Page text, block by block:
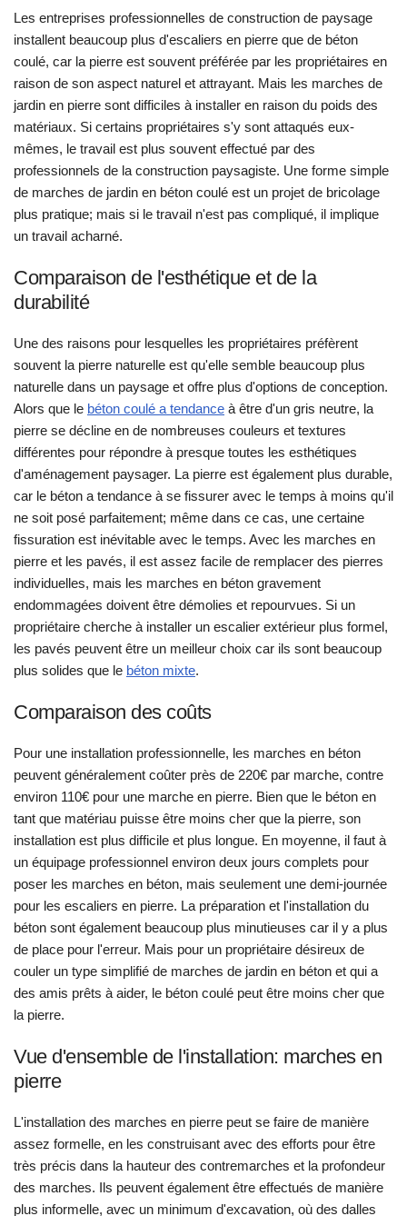
Les entreprises professionnelles de construction de paysage
installent beaucoup plus d'escaliers en pierre que de béton
coulé, car la pierre est souvent préférée par les propriétaires en
raison de son aspect naturel et attrayant. Mais les marches de
jardin en pierre sont difficiles à installer en raison du poids des
matériaux. Si certains propriétaires s'y sont attaqués eux-
mêmes, le travail est plus souvent effectué par des
professionnels de la construction paysagiste. Une forme simple
de marches de jardin en béton coulé est un projet de bricolage
plus pratique; mais si le travail n'est pas compliqué, il implique
un travail acharné.
Comparaison de l'esthétique et de la
durabilité
Une des raisons pour lesquelles les propriétaires préfèrent
souvent la pierre naturelle est qu'elle semble beaucoup plus
naturelle dans un paysage et offre plus d'options de conception.
Alors que le béton coulé a tendance à être d'un gris neutre, la
pierre se décline en de nombreuses couleurs et textures
différentes pour répondre à presque toutes les esthétiques
d'aménagement paysager. La pierre est également plus durable,
car le béton a tendance à se fissurer avec le temps à moins qu'il
ne soit posé parfaitement; même dans ce cas, une certaine
fissuration est inévitable avec le temps. Avec les marches en
pierre et les pavés, il est assez facile de remplacer des pierres
individuelles, mais les marches en béton gravement
endommagées doivent être démolies et repourvues. Si un
propriétaire cherche à installer un escalier extérieur plus formel,
les pavés peuvent être un meilleur choix car ils sont beaucoup
plus solides que le béton mixte.
Comparaison des coûts
Pour une installation professionnelle, les marches en béton
peuvent généralement coûter près de 220€ par marche, contre
environ 110€ pour une marche en pierre. Bien que le béton en
tant que matériau puisse être moins cher que la pierre, son
installation est plus difficile et plus longue. En moyenne, il faut à
un équipage professionnel environ deux jours complets pour
poser les marches en béton, mais seulement une demi-journée
pour les escaliers en pierre. La préparation et l'installation du
béton sont également beaucoup plus minutieuses car il y a plus
de place pour l'erreur. Mais pour un propriétaire désireux de
couler un type simplifié de marches de jardin en béton et qui a
des amis prêts à aider, le béton coulé peut être moins cher que
la pierre.
Vue d'ensemble de l'installation: marches en
pierre
L'installation des marches en pierre peut se faire de manière
assez formelle, en les construisant avec des efforts pour être
très précis dans la hauteur des contremarches et la profondeur
des marches. Ils peuvent également être effectués de manière
plus informelle, avec un minimum d'excavation, où des dalles